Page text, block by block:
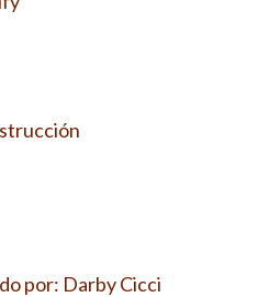
por: Darby Cicci